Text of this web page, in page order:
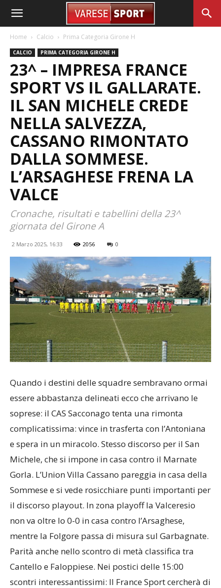
Home Calcio Prima Categoria Girone H
CALCIO PRIMA CATEGORIA GIRONE H
23^ – IMPRESA FRANCE
SPORT VS IL GALLARATE.
IL SAN MICHELE CREDE
NELLA SALVEZZA,
CASSANO RIMONTATO
DALLA SOMMESE.
L’ARSAGHESE FRENA LA
VALCE
Cronache, risultati e tabellini della 23^
giornata del Girone A
2 Marzo 2025, 16:33 2056 0
Quando i destini delle squadre sembravano ormai
essere abbastanza delineati ecco che arrivano le
soprese: il CAS Sacconago tenta una rimonta
complicatissima: vince in trasferta con l’Antoniana
e spera in un miracolo. Stesso discorso per il San
Michele, che si impone in casa contro il Marnate
Gorla. L’Union Villa Cassano pareggia in casa della
Sommese e si vede rosicchiare punti importanti per
il discorso playout. In zona playoff la Valceresio
non va oltre lo 0-0 in casa contro l’Arsaghese,
mentre la Folgore passa di misura sul Garbagnate.
Parità anche nello scontro di metà classifica tra
Cantello e Faloppiese. Nei postici delle 15:00
scontri interessantissimi: Il France Sport cercherà di